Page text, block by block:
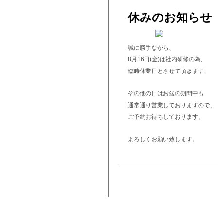
休みのお知らせ
誠に勝手ながら、
8月16日(金)は社内研修の為、
臨時休業日とさせて頂きます。
その他の日はお盆の期間中も
通常通り営業しておりますので、
ご予約お待ちしております。
よろしくお願い致します。